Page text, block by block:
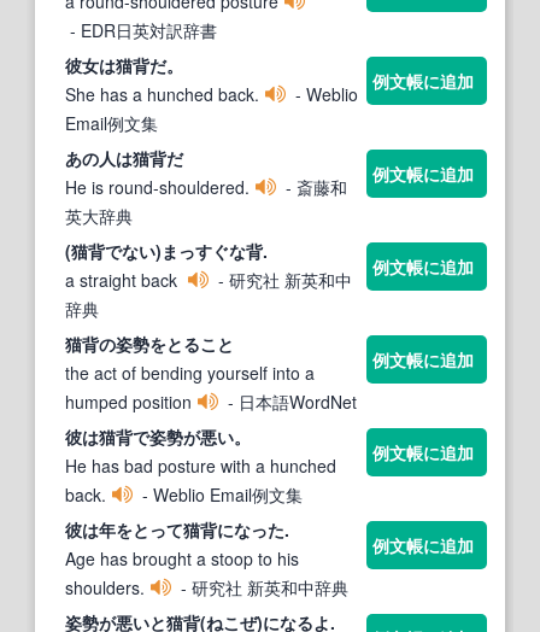
- EDR日英対訳辞書
彼女は猫背だ。
She has a hunched back.
- Weblio
Email例文集
例文帳に追加
あの人は猫背だ
He is round-shouldered.
- 斎藤和
英大辞典
例文帳に追加
(猫背でない)まっすぐな背.
a straight back
- 研究社 新英和中
辞典
例文帳に追加
猫背の姿勢をとること
the act of bending yourself into a
humped position
- 日本語WordNet
例文帳に追加
彼は猫背で姿勢が悪い。
He has bad posture with a hunched
back.
- Weblio Email例文集
例文帳に追加
彼は年をとって猫背になった.
Age has brought a stoop to his
shoulders.
- 研究社 新英和中辞典
例文帳に追加
姿勢が悪いと猫背(ねこぜ)になるよ.